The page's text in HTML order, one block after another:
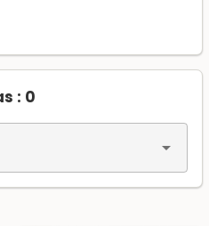
: 0
arrow_drop_down